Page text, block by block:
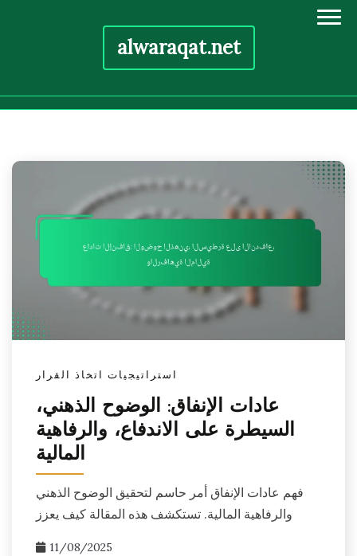
alwaraqat.net
content
استراتيجيات اتخاذ القرار
عادات الإنفاق: الوضوح الذهني،
السيطرة على الاندفاع، والرفاهية
المالية
فهم عادات الإنفاق أمر حاسم لتحقيق الوضوح الذهني
والرفاهية المالية. تستكشف هذه المقالة كيف يعزز
11/08/2025